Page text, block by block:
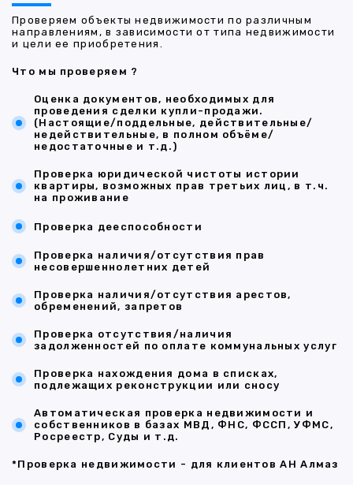
Проверяем объекты недвижимости по различным
направлениям, в зависимости от типа недвижимости
и цели ее приобретения.
Что мы проверяем ?
Оценка документов, необходимых для
проведения сделки купли-продажи.
(Настоящие/поддельные, действительные/
недействительные, в полном объёме/
недостаточные и т.д.)
Проверка юридической чистоты истории
квартиры, возможных прав третьих лиц, в т.ч.
на проживание
Проверка дееспособности
Проверка наличия/отсутствия прав
несовершеннолетних детей
Проверка наличия/отсутствия арестов,
обременений, запретов
Проверка отсутствия/наличия
задолженностей по оплате коммунальных услуг
Проверка нахождения дома в списках,
подлежащих реконструкции или сносу
Автоматическая проверка недвижимости и
собственников в базах МВД, ФНС, ФССП, УФМС,
Росреестр, Суды и т.д.
*Проверка недвижимости - для клиентов АН Алмаз